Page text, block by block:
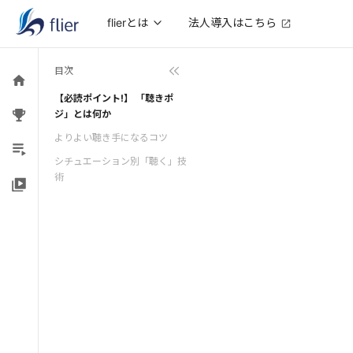
flierとは 法人導入はこちら
目次
【必読ポイント!】 「聴きポ
ジ」とは何か
よりよい聴き手になるコツ
シチュエーション別「聴く」技
術